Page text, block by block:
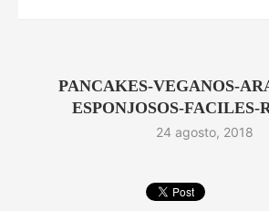
PANCAKES-VEGANOS-
ESPONJOSOS-FACILES-
24 agosto, 2018